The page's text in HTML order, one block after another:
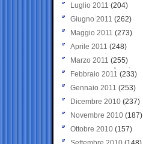
Luglio 2011 (204)
Giugno 2011 (262)
Maggio 2011 (273)
Aprile 2011 (248)
Marzo 2011 (255)
Febbraio 2011 (233)
Gennaio 2011 (253)
Dicembre 2010 (237)
Novembre 2010 (187)
Ottobre 2010 (157)